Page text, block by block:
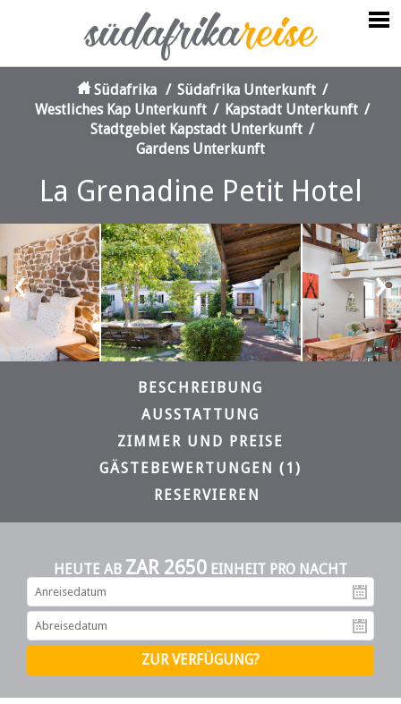
Südafrika / Südafrika Unterkunft /
Westliches Kap Unterkunft / Kapstadt Unterkunft /
Stadtgebiet Kapstadt Unterkunft /
Gardens Unterkunft
La Grenadine Petit Hotel
‹ ›
BESCHREIBUNG
AUSSTATTUNG
ZIMMER UND PREISE
GÄSTEBEWERTUNGEN (1)
RESERVIEREN
HEUTE AB ZAR 2650 EINHEIT PRO NACHT